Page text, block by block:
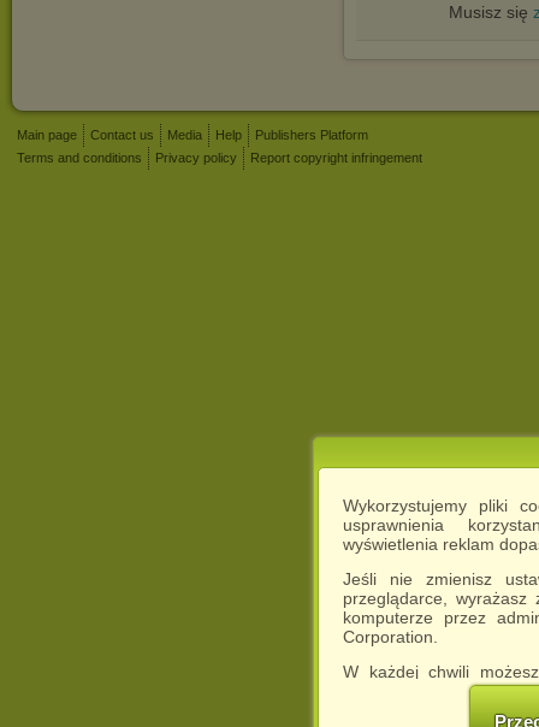
Wykorzystujemy pliki
usprawnienia
wyświetlenia reklam
Jeśli nie zmienisz
przeglądarce,
komputerze przez
Corporation.
W każdej chwili
cookies w swojej
w naszej
Musisz się
Main page Contact us Media Help
Publishers Platform
Terms and conditions
Privacy policy Report copyright infringement